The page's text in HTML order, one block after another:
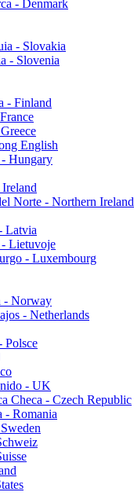
- Denmark
- Slovakia
- Slovenia
- Finland
English
Hungary
Norte - Northern Ireland
Latvia
Lietuvoje
- Luxembourg
- Norway
- Netherlands
Polsce
- UK
Checa - Czech Republic
- Romania